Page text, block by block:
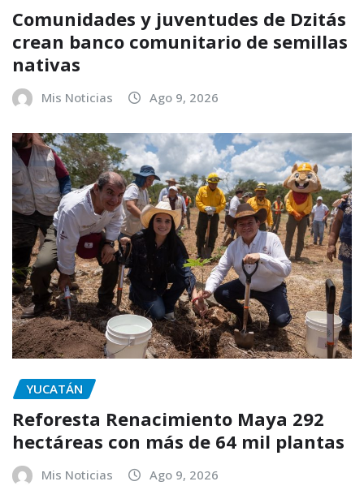
Comunidades y juventudes de Dzitás
crean banco comunitario de semillas
nativas
Mis Noticias Ago 9, 2026
YUCATÁN
Reforesta Renacimiento Maya 292
hectáreas con más de 64 mil plantas
Mis Noticias Ago 9, 2026